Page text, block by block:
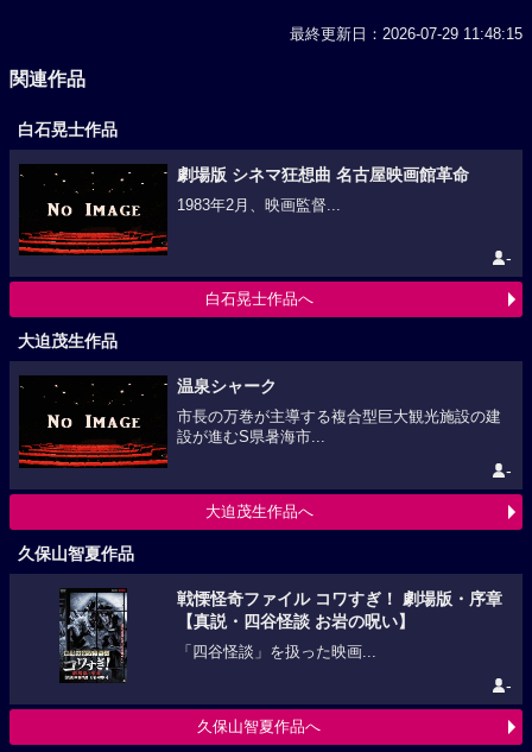
最終更新日：2026-07-29 11:48:15
関連作品
白石晃士作品
劇場版 シネマ狂想曲 名古屋映画館革命
1983年2月、映画監督...
-
白石晃士作品へ
大迫茂生作品
温泉シャーク
市長の万巻が主導する複合型巨大観光施設の建
設が進むS県暑海市...
-
大迫茂生作品へ
久保山智夏作品
戦慄怪奇ファイル コワすぎ！ 劇場版・序章
【真説・四谷怪談 お岩の呪い】
「四谷怪談」を扱った映画...
-
久保山智夏作品へ